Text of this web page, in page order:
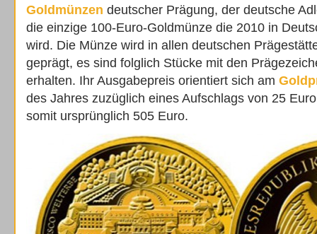
Goldmünzen deutscher Prägung, der deutsche
die einzige 100-Euro-Goldmünze die 2010 in
wird. Die Münze wird in allen deutschen
geprägt, es sind folglich Stücke mit den
erhalten. Ihr Ausgabepreis orientiert sich am
des Jahres zuzüglich eines Aufschlags von 25
somit ursprünglich 505 Euro.